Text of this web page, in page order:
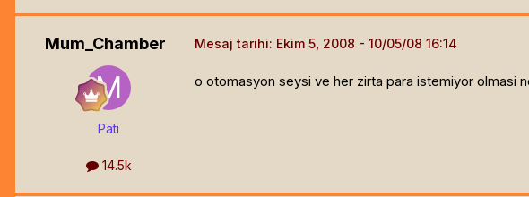
Mum_Chamber
Pati
14.5k
Mesaj tarihi: Ekim 5, 2008
o otomasyon seysi ve her zirta para istemiyor olmasi